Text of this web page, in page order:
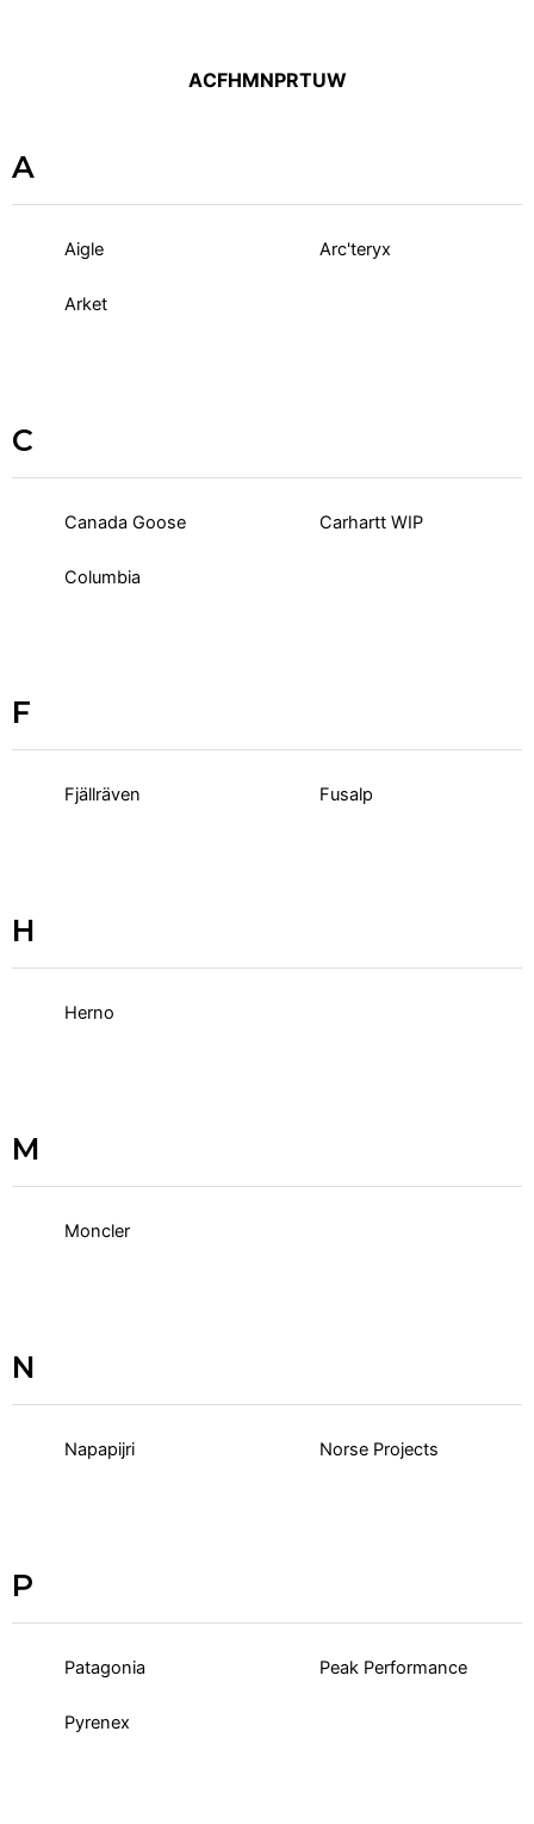
ACFHMNPRTUW
A
Aigle Arc'teryx
Arket
C
Canada Goose Carhartt WIP
Columbia
F
Fjällräven Fusalp
H
Herno
M
Moncler
N
Napapijri Norse Projects
P
Patagonia Peak Performance
Pyrenex